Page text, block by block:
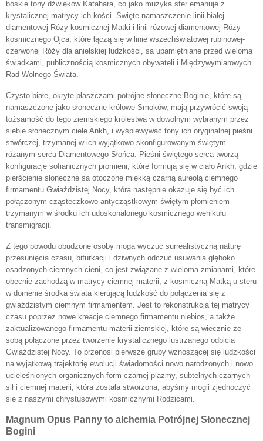
boskie tony dźwięków Katahara, co jako muzyka sfer emanuje z
krystalicznej matrycy ich kości. Święte namaszczenie linii białej
diamentowej Róży kosmicznej Matki i linii różowej diamentowej Róży
kosmicznego Ojca, które łączą się w linie wszechświatowej rubinowej-
czerwonej Róży dla anielskiej ludzkości, są upamiętniane przed wieloma
świadkami, publicznością kosmicznych obywateli i Międzywymiarowych
Rad Wolnego Świata.
Czysto białe, okryte płaszczami potrójne słoneczne Boginie, które są
namaszczone jako słoneczne królowe Smoków, mają przywrócić swoją
tożsamość do tego ziemskiego królestwa w dowolnym wybranym przez
siebie słonecznym ciele Ankh, i wyśpiewywać tony ich oryginalnej pieśni
stwórczej, trzymanej w ich wyjątkowo skonfigurowanym świętym
różanym sercu Diamentowego Słońca. Pieśni świętego serca tworzą
konfiguracje sofianicznych promieni, które formują się w ciało Ankh, gdzie
pierścienie słoneczne są otoczone miękką czarną aureolą ciemnego
firmamentu Gwiaździstej Nocy, która następnie okazuje się być ich
połączonym cząsteczkowo-antycząstkowym świętym płomieniem
trzymanym w środku ich udoskonalonego kosmicznego wehikułu
transmigracji.
Z tego powodu obudzone osoby mogą wyczuć surrealistyczną naturę
przesunięcia czasu, bifurkacji i dziwnych odczuć usuwania głęboko
osadzonych ciemnych cieni, co jest związane z wieloma zmianami, które
obecnie zachodzą w matrycy ciemnej materii, z kosmiczną Matką u steru
w domenie środka świata kierującą ludzkość do połączenia się z
gwiaździstym ciemnym firmamentem. Jest to rekonstrukcja tej matrycy
czasu poprzez nowe kreacje ciemnego firmamentu niebios, a także
zaktualizowanego firmamentu materii ziemskiej, które są wiecznie ze
sobą połączone przez tworzenie krystalicznego lustrzanego odbicia
Gwiaździstej Nocy. To przenosi pierwsze grupy wznoszącej się ludzkości
na wyjątkową trajektorię ewolucji świadomości nowo narodzonych i nowo
ucieleśnionych organicznych form czarnej plazmy, subtelnych czarnych
sił i ciemnej materii, która została stworzona, abyśmy mogli zjednoczyć
się z naszymi chrystusowymi kosmicznymi Rodzicami.
Magnum Opus Panny to alchemia Potrójnej Słonecznej
Bogini